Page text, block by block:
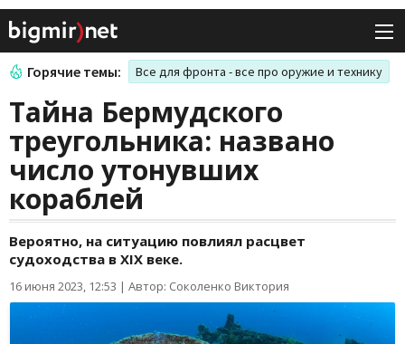
Горячие темы: Все для фронта - все про оружие и технику
Тайна Бермудского
треугольника: названо
число утонувших
кораблей
Вероятно, на ситуацию повлиял расцвет
судоходства в XIX веке.
16 июня 2023, 12:53 | Автор: Соколенко Виктория